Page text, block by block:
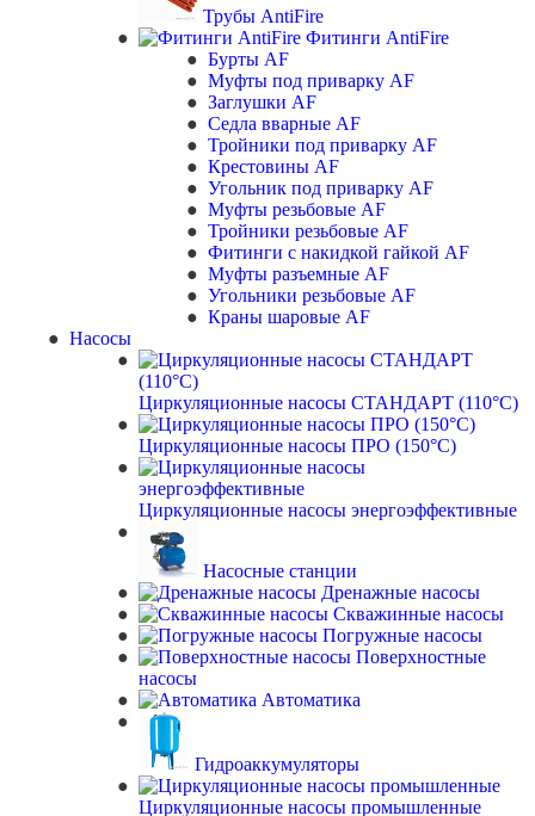
Трубы AntiFire
Фитинги AntiFire
Бурты AF
Муфты под приварку AF
Заглушки AF
Седла вварные AF
Тройники под приварку AF
Крестовины AF
Угольник под приварку AF
Муфты резьбовые AF
Тройники резьбовые AF
Фитинги с накидкой гайкой AF
Муфты разъемные AF
Угольники резьбовые AF
Краны шаровые AF
Насосы
Циркуляционные насосы СТАНДАРТ (110°C)
Циркуляционные насосы ПРО (150°C)
Циркуляционные насосы энергоэффективные
Насосные станции
Дренажные насосы
Скважинные насосы
Погружные насосы
Поверхностные
насосы
Автоматика
Гидроаккумуляторы
Циркуляционные насосы промышленные